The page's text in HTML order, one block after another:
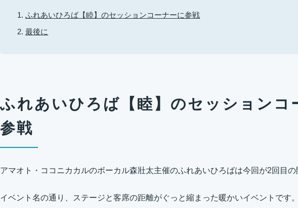
ふれあいひろば【睦】のセッションコーナーに参戦
最後に
ふれあいひろば【睦】のセッションコ
参戦
アマオト・ココニカカルのボーカル森壯太主催のふれあいひろばは今回が2回目の
イベント名の通り、ステージと客席の距離がぐっと縮まった暖かいイベントです。